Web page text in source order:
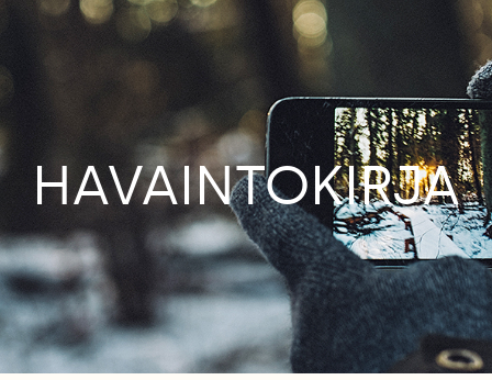
HAVAINTOKIRJA